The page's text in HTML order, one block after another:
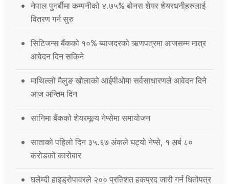
नेपाल पुनर्बीमा कम्पनीको ४.७५% बोनस शेयर शेयरधनीहरुलाई
वितरण गर्न सुरु
सिटिजन्स बैंकको १०% ब्याजदरको ऋणपत्रमा आजसम्म मात्र
आवेदन दिन सकिने
माथिल्लो मैलुङ खोलाको आईपीओमा सर्वसाधारणले आवेदन दिने
आज अन्तिम दिन
सानिमा बैंकको शेयरमूल्य नेप्सेमा समायोजन
साताको पहिलो दिन ३५.६७ अंकले घट्यो नेप्से, १ अर्ब ८०
करोडको कारोबार
घलेम्दी हाइड्रोपावरले २०० प्रतिशत हकप्रद जारी गर्न धितोपत्र